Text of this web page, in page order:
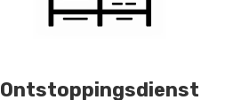
Ontstoppingsdienst